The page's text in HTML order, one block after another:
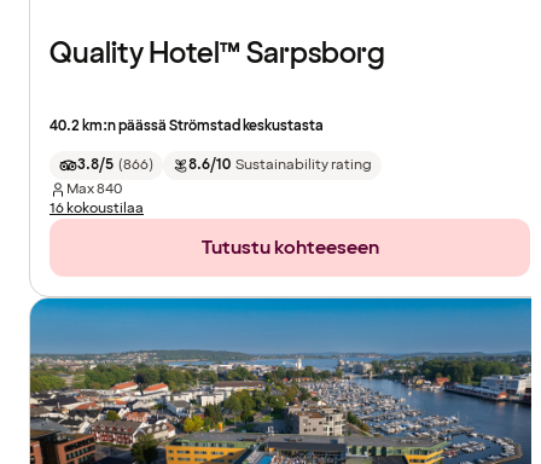
Quality Hotel™ Sarpsborg
40.2 km:n päässä Strömstad keskustasta
3.8/5 (866) 8.6/10 Sustainability rating
Max840
16 kokoustilaa
Tutustu kohteeseen